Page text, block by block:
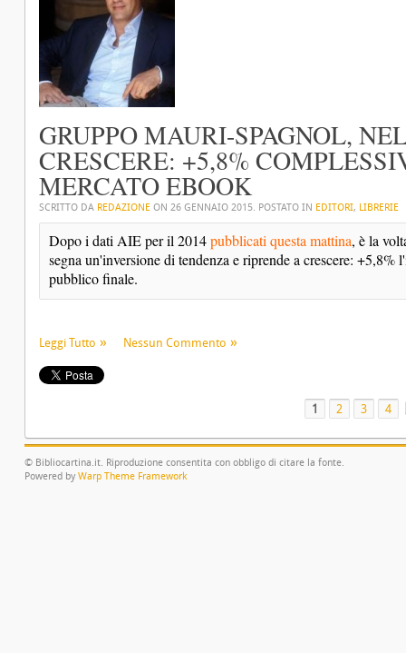
GRUPPO MAURI-SPAGNOL,
CRESCERE: +5,8%
MERCATO EBOOK
SCRITTO DA REDAZIONE ON 26 GENNAIO 2015. POSTATO IN EDITORI, LIBRERIE
Dopo i dati AIE per il 2014 pubblicati questa mattina, è la
segna un'inversione di tendenza e riprende a crescere:
pubblico finale.
Leggi Tutto Nessun Commento
1 2 3 4
© Bibliocartina.it. Riproduzione consentita con obbligo di citare la fonte.
Powered by Warp Theme Framework